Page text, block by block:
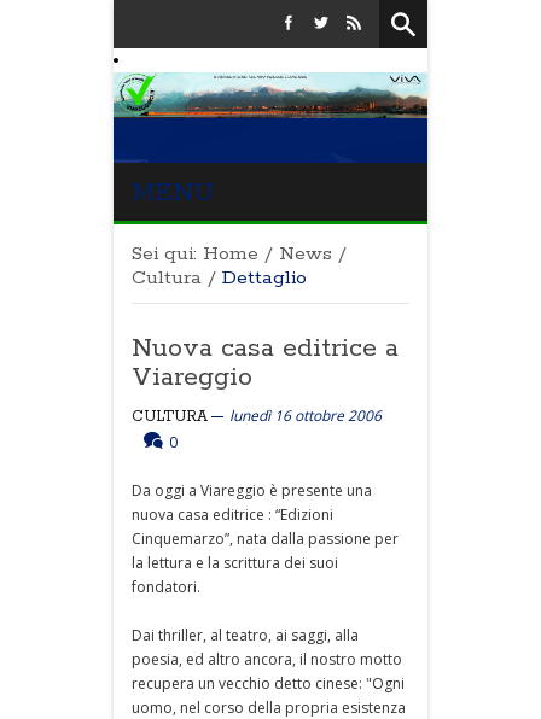
MENU
Sei qui: Home / News /
Cultura / Dettaglio
Nuova casa editrice a
Viareggio
CULTURA
lunedì 16 ottobre 2006
0
Da oggi a Viareggio è presente una
nuova casa editrice : “Edizioni
Cinquemarzo”, nata dalla passione per
la lettura e la scrittura dei suoi
fondatori.
Dai thriller, al teatro, ai saggi, alla
poesia, ed altro ancora, il nostro motto
recupera un vecchio detto cinese: "Ogni
uomo, nel corso della propria esistenza